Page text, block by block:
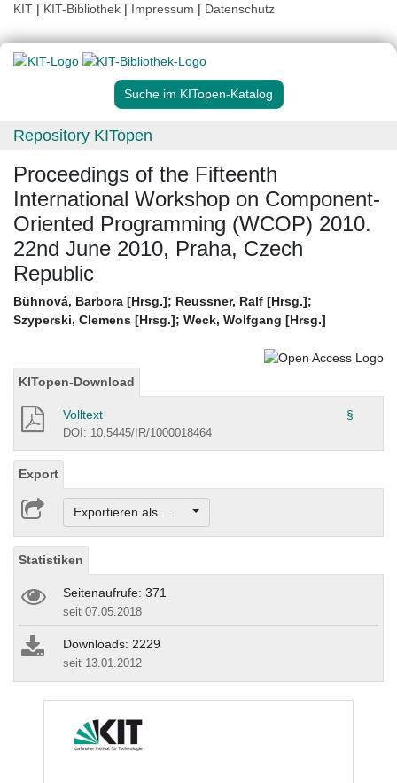
KIT | KIT-Bibliothek | Impressum | Datenschutz
Suche im KITopen-Katalog
Repository KITopen
Proceedings of the Fifteenth
International Workshop on Component-
Oriented Programming (WCOP) 2010.
22nd June 2010, Praha, Czech
Republic
Bühnová, Barbora [Hrsg.]; Reussner, Ralf [Hrsg.];
Szyperski, Clemens [Hrsg.]; Weck, Wolfgang [Hrsg.]
KITopen-Download
Volltext §
DOI: 10.5445/IR/1000018464
Export
Exportieren als ...
Statistiken
Seitenaufrufe: 371
seit 07.05.2018
Downloads: 2229
seit 13.01.2012